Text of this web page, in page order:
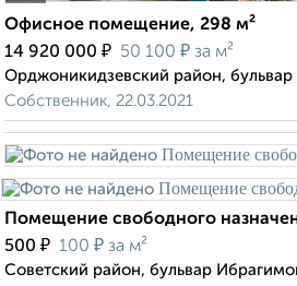
Офисное помещение, 298 м²
14 920 000 ₽ 50 100 ₽ за м²
Орджоникидзевский район, бульвар
Собственник, 22.03.2021
Помещение свободного
500 ₽ 100 ₽ за м²
Советский район, бульвар